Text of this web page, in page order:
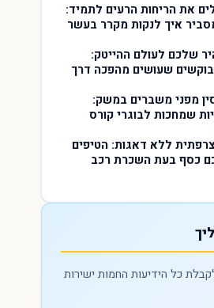
את הריחות הרעים לתמיד:
איך לנקות מקרר בעשר
שלכם לעולם ההייטק:
שעושים מהפכה דרך
מפני משברים במשק:
שמחכות לבוגרי קורס
ללא דאגות: הטיפים
כסף בעת השכרת רכב
כל הידיעות החמות ישירות